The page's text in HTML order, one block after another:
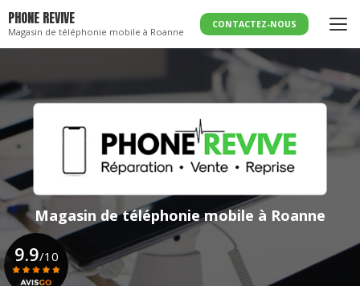
au
contenu
principal
PHONE REVIVE
Magasin de téléphonie mobile à Roanne
CONTACTEZ-NOUS
Magasin de téléphonie mobile à Roanne
9.9/10